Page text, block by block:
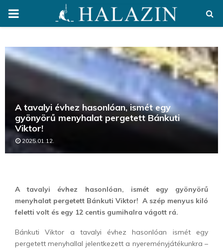
PRIMARY
A tavalyi évhez hasonlóan, ismét egy
gyönyörű menyhalat pergetett Bánkuti
Viktor!
2025.01.12.
A tavalyi évhez hasonlóan, ismét egy gyönyörű
menyhalat pergetett Bánkuti Viktor! A szép menyus kiló
feletti volt és egy 12 centis gumihalra vágott rá.
Bánkuti Viktor a tavalyi évhez hasonlóan ismét egy
pergetett menyhallal jelentkezett a nyereményjátékunkra –